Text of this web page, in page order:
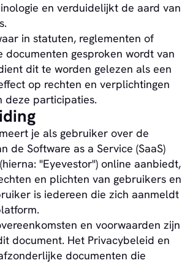
en verduidelijkt de aard van
in statuten, reglementen of
documenten gesproken wordt van
dit te worden gelezen als een
op rechten en verplichtingen
deze participaties.
je als gebruiker over de
de Software as a Service (SaaS)
"Eyevestor") online aanbiedt,
en plichten van gebruikers en
is iedereen die zich aanmeldt
en voorwaarden zijn
document. Het Privacybeleid en
documenten die